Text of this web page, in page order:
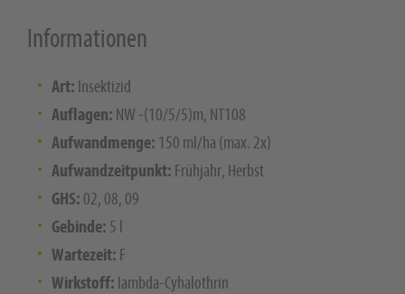
Informationen
Art: Insektizid
Auflagen: NW -(10/5/5)m, NT108
Aufwandmenge: 150 ml/ha (max. 2x)
Aufwandzeitpunkt: Frühjahr, Herbst
GHS: 02, 08, 09
Gebinde: 5 l
Wartezeit: F
Wirkstoff: Iambda-Cyhalothrin